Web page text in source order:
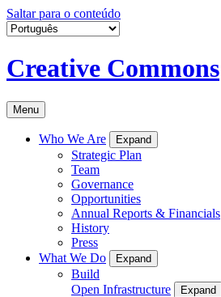
Saltar para o conteúdo
Creative Commons
Menu
Who We Are Expand
Strategic Plan
Team
Governance
Opportunities
Annual Reports & Financials
History
Press
What We Do
Expand
Build
Open Infrastructure
Expand